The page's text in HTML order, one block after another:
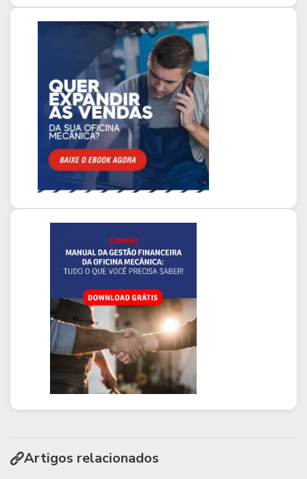
Artigos relacionados